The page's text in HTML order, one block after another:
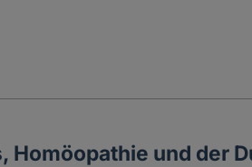
Homöopathie und der